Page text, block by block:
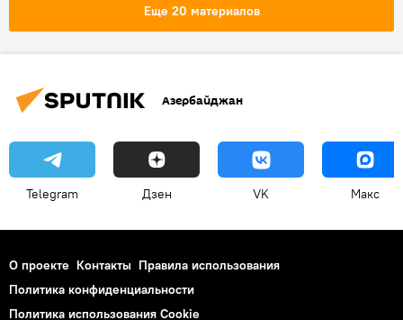
Еще 20 материалов
Азербайджан
Telegram Дзен VK Макс
О проекте Контакты Правила использования
Политика конфиденциальности
Политика использования Cookie